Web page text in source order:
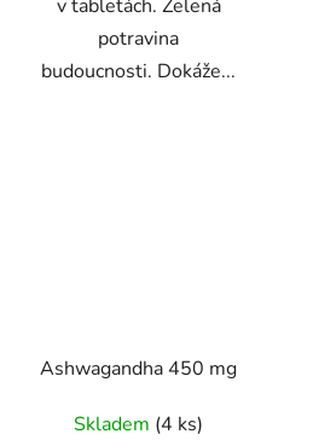
v tabletách. Zelená
potravina
budoucnosti. Dokáže...
Ashwagandha 450 mg
Skladem (4 ks)